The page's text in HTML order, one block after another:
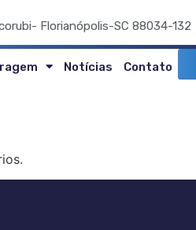
Florianópolis-SC 88034-132
Notícias Contato